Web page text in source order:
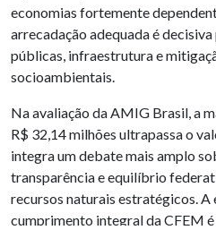
economias fortemente
arrecadação adequada é
públicas, infraestrutura e
socioambientais.
Na avaliação da AMIG Brasil, a
R$ 32,14 milhões ultrapassa o
integra um debate mais amplo
transparência e equilíbrio
recursos naturais estratégicos. A
cumprimento integral da CFEM